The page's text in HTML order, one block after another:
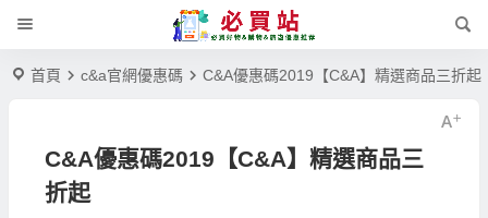
首頁 c&a官網優惠碼 C&A優惠碼2019【C&A】精選商品三折起
C&A優惠碼2019【C&A】精選商品三
折起